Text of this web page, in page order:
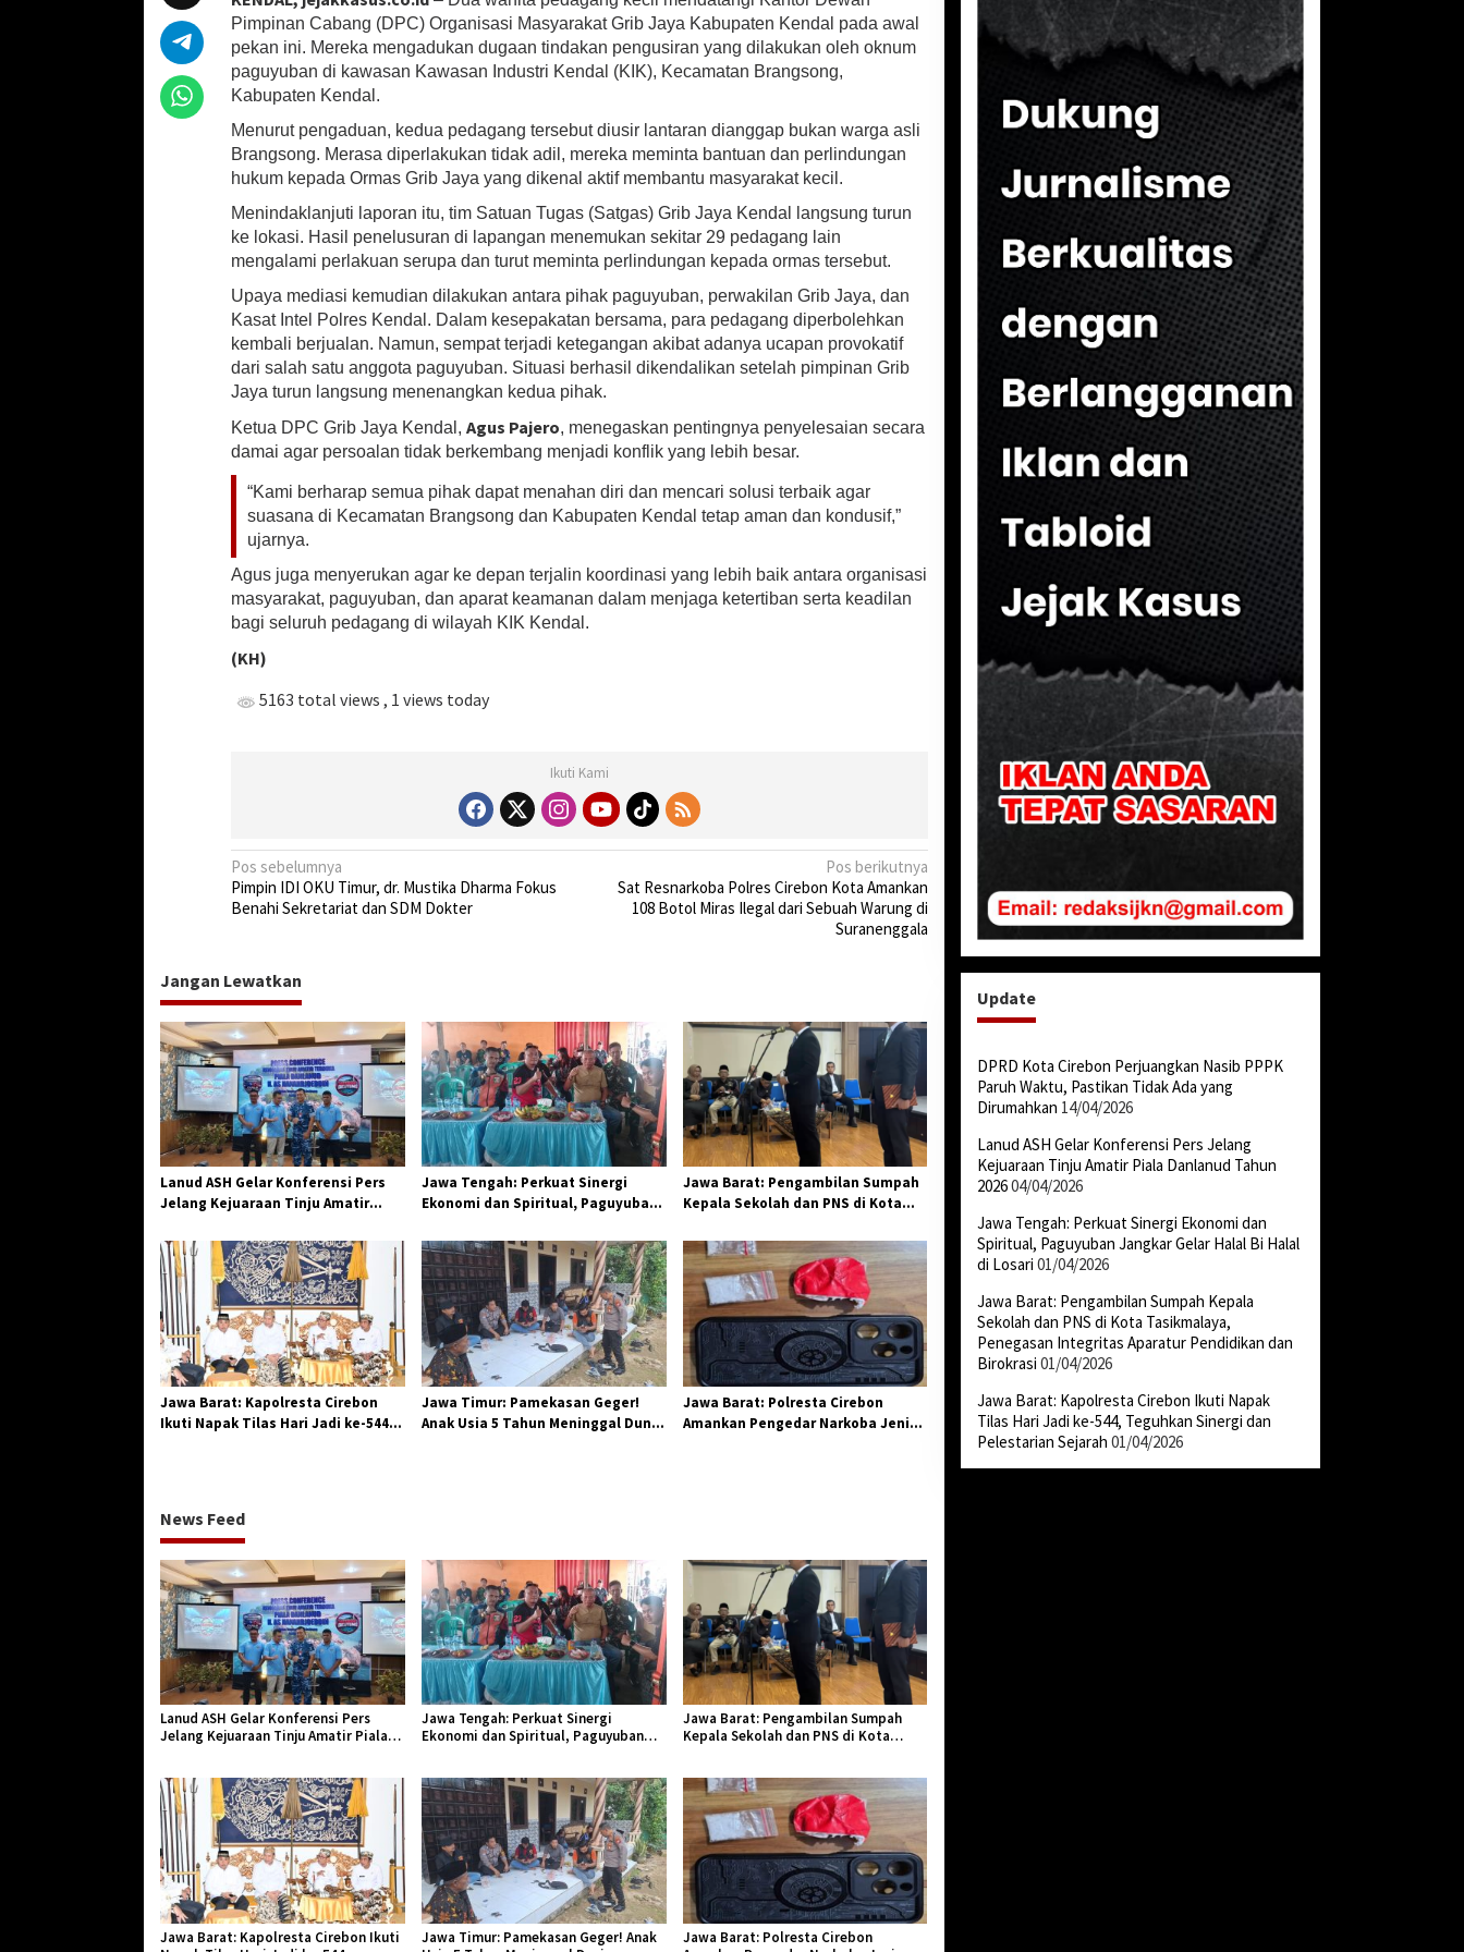
t
a
e
d
a
a
n
g
e
c
i
C
a
r
i
e
a
i
l
a
k
e
D
r
K
e
n
d
at
sA
p
p
b
o
o
k
ai
l
ar
e
Pimpinan Cabang (DPC) Organisasi Masyarakat Grib Jaya Kabupaten Kendal pada awal
pekan ini. Mereka mengadukan dugaan tindakan pengusiran yang dilakukan oleh oknum
paguyuban di kawasan Kawasan Industri Kendal (KIK), Kecamatan Brangsong,
Kabupaten Kendal.
Menurut pengaduan, kedua pedagang tersebut diusir lantaran dianggap bukan warga asli
Brangsong. Merasa diperlakukan tidak adil, mereka meminta bantuan dan perlindungan
hukum kepada Ormas Grib Jaya yang dikenal aktif membantu masyarakat kecil.
Menindaklanjuti laporan itu, tim Satuan Tugas (Satgas) Grib Jaya Kendal langsung turun
ke lokasi. Hasil penelusuran di lapangan menemukan sekitar 29 pedagang lain
mengalami perlakuan serupa dan turut meminta perlindungan kepada ormas tersebut.
Upaya mediasi kemudian dilakukan antara pihak paguyuban, perwakilan Grib Jaya, dan
Kasat Intel Polres Kendal. Dalam kesepakatan bersama, para pedagang diperbolehkan
kembali berjualan. Namun, sempat terjadi ketegangan akibat adanya ucapan provokatif
dari salah satu anggota paguyuban. Situasi berhasil dikendalikan setelah pimpinan Grib
Jaya turun langsung menenangkan kedua pihak.
Ketua DPC Grib Jaya Kendal, Agus Pajero, menegaskan pentingnya penyelesaian secara
damai agar persoalan tidak berkembang menjadi konflik yang lebih besar.
“Kami berharap semua pihak dapat menahan diri dan mencari solusi terbaik agar
suasana di Kecamatan Brangsong dan Kabupaten Kendal tetap aman dan kondusif,”
ujarnya.
Agus juga menyerukan agar ke depan terjalin koordinasi yang lebih baik antara organisasi
masyarakat, paguyuban, dan aparat keamanan dalam menjaga ketertiban serta keadilan
bagi seluruh pedagang di wilayah KIK Kendal.
(KH)
5163 total views , 1 views today
Ikuti Kami
N
a
g
a
s
i
p
o
s
Pos sebelumnya
Pimpin IDI OKU Timur, dr. Mustika Dharma Fokus
Benahi Sekretariat dan SDM Dokter
Pos berikutnya
Sat Resnarkoba Polres Cirebon Kota Amankan
108 Botol Miras Ilegal dari Sebuah Warung di
Suranenggala
Jangan Lewatkan
Lanud ASH Gelar Konferensi Pers
Jelang Kejuaraan Tinju Amatir
Jawa Tengah: Perkuat Sinergi
Ekonomi dan Spiritual, Paguyuban
Losari
Jawa Barat: Pengambilan Sumpah
Kepala Sekolah dan PNS di Kota
Integritas Aparatur Pendidikan dan
Birokrasi
Jawa Barat: Kapolresta Cirebon
Ikuti Napak Tilas Hari Jadi ke-544,
Jawa Timur: Pamekasan Geger!
Anak Usia 5 Tahun Meninggal Dunia
Jawa Barat: Polresta Cirebon
Amankan Pengedar Narkoba Jenis
News Feed
Lanud ASH Gelar Konferensi Pers
Jelang Kejuaraan Tinju Amatir Piala
Jawa Tengah: Perkuat Sinergi
Ekonomi dan Spiritual, Paguyuban
Jawa Barat: Pengambilan Sumpah
Kepala Sekolah dan PNS di Kota
Jawa Barat: Kapolresta Cirebon Ikuti
Jawa Timur: Pamekasan Geger! Anak
Jawa Barat: Polresta Cirebon
Update
DPRD Kota Cirebon Perjuangkan Nasib PPPK
Paruh Waktu, Pastikan Tidak Ada yang
Dirumahkan 14/04/2026
Lanud ASH Gelar Konferensi Pers Jelang
Kejuaraan Tinju Amatir Piala Danlanud Tahun
202604/04/2026
Jawa Tengah: Perkuat Sinergi Ekonomi dan
Spiritual, Paguyuban Jangkar Gelar Halal Bi Halal
di Losari 01/04/2026
Jawa Barat: Pengambilan Sumpah Kepala
Sekolah dan PNS di Kota Tasikmalaya,
Penegasan Integritas Aparatur Pendidikan dan
Birokrasi 01/04/2026
Jawa Barat: Kapolresta Cirebon Ikuti Napak
Tilas Hari Jadi ke-544, Teguhkan Sinergi dan
Pelestarian Sejarah 01/04/2026